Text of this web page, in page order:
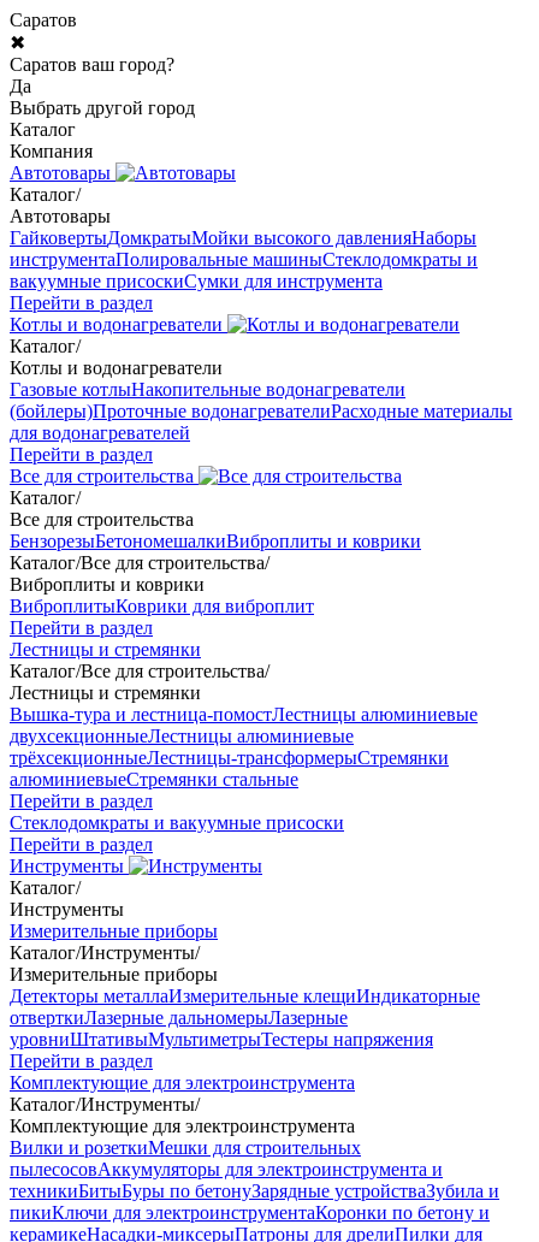
Саратов
✖
Саратов ваш город?
Да
Выбрать другой город
Каталог
Компания
Автотовары
Каталог/
Автотовары
ГайковертыДомкратыМойки высокого давленияНаборы
инструментаПолировальные машиныСтеклодомкраты и
вакуумные присоскиСумки для инструмента
Перейти в раздел
Котлы и водонагреватели
Каталог/
Котлы и водонагреватели
Газовые котлыНакопительные водонагреватели
(бойлеры)Проточные водонагревателиРасходные материалы
для водонагревателей
Перейти в раздел
Все для строительства
Каталог/
Все для строительства
БензорезыБетономешалкиВиброплиты и коврики
Каталог/Все для строительства/
Виброплиты и коврики
ВиброплитыКоврики для виброплит
Перейти в раздел
Лестницы и стремянки
Каталог/Все для строительства/
Лестницы и стремянки
Вышка-тура и лестница-помостЛестницы алюминиевые
двухсекционныеЛестницы алюминиевые
трёхсекционныеЛестницы-трансформерыСтремянки
алюминиевыеСтремянки стальные
Перейти в раздел
Стеклодомкраты и вакуумные присоски
Перейти в раздел
Инструменты
Каталог/
Инструменты
Измерительные приборы
Каталог/Инструменты/
Измерительные приборы
Детекторы металлаИзмерительные клещиИндикаторные
отверткиЛазерные дальномерыЛазерные
уровниШтативыМультиметрыТестеры напряжения
Перейти в раздел
Комплектующие для электроинструмента
Каталог/Инструменты/
Комплектующие для электроинструмента
Вилки и розеткиМешки для строительных
пылесосовАккумуляторы для электроинструмента и
техникиБитыБуры по бетонуЗарядные устройстваЗубила и
пикиКлючи для электроинструментаКоронки по бетону и
керамикеНасадки-миксерыПатроны для дрелиПилки для